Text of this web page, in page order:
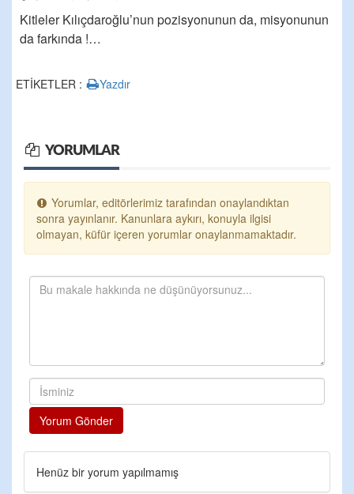
Kitleler Kılıçdaroğlu’nun pozisyonunun da, misyonunun
da farkında !…
ETİKETLER : Yazdır
YORUMLAR
Yorumlar, editörlerimiz tarafından onaylandıktan
sonra yayınlanır. Kanunlara aykırı, konuyla ilgisi
olmayan, küfür içeren yorumlar onaylanmamaktadır.
Yorum Gönder
Henüz bir yorum yapılmamış